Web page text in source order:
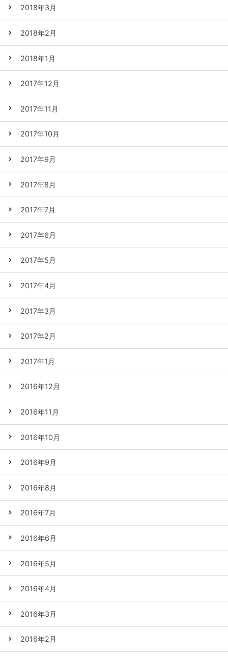
2018年3月
2018年2月
2018年1月
2017年12月
2017年11月
2017年10月
2017年9月
2017年8月
2017年7月
2017年6月
2017年5月
2017年4月
2017年3月
2017年2月
2017年1月
2016年12月
2016年11月
2016年10月
2016年9月
2016年8月
2016年7月
2016年6月
2016年5月
2016年4月
2016年3月
2016年2月